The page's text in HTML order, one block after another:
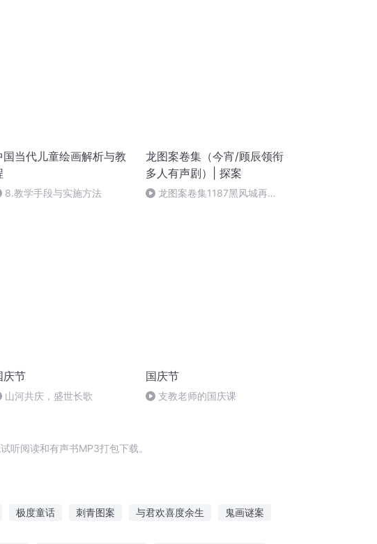
国当代儿童绘画解析与教
8.教学手段与实施方法
龙图案卷集（今宵/顾辰领衔
多人有声剧）| 探案
龙图案卷集1187黑风城再会
庆节
山河共庆，盛世长歌
国庆节
支教老师的国庆课
听阅读和有声书MP3打包下载。
极度童话 刺青图案 与君欢喜度余生 鬼画谜案